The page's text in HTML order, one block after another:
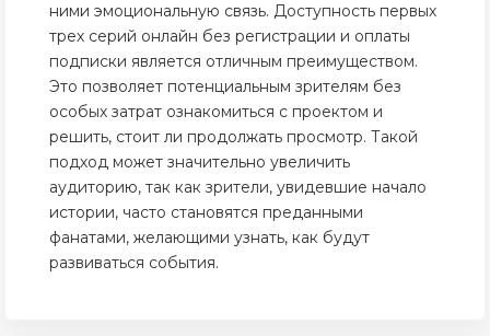
ними эмоциональную связь. Доступность первых
трех серий онлайн без регистрации и оплаты
подписки является отличным преимуществом.
Это позволяет потенциальным зрителям без
особых затрат ознакомиться с проектом и
решить, стоит ли продолжать просмотр. Такой
подход может значительно увеличить
аудиторию, так как зрители, увидевшие начало
истории, часто становятся преданными
фанатами, желающими узнать, как будут
развиваться события.